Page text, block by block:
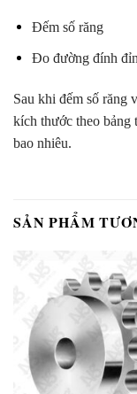
Đếm số răng
Đo đường đính
Sau khi đếm số răng
kích thước theo bảng
bao nhiêu.
SẢN PHẨM